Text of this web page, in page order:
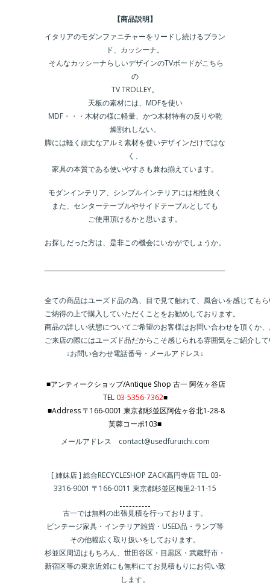
【商品説明】
イタリアのモダンファニチャーをリードし続けるブラン
ド、カッシーナ。
そんなカッシーナらしいデザインのTVボードがこちら
の
TV TROLLEY。
天板の素材には、MDFを使い
MDF・・・木材の様に軽量、かつ木材特有の反りや乾
燥割れしない。
脚には軽く頑丈なアルミ素材を使いデザインだけではな
く、
家具の本質である使いやすさも兼ね揃えています。
モダンインテリア、シンプルインテリアには相性良く
また、センターテーブルやサイドテーブルとしても
ご使用頂けるかと思います。
お探しだった方は、是非この機会にいかがでしょうか。
全ての商品はユーズド品の為、目で見て触れて、風合いを感じても
ご納得の上で購入していただくことをお勧めしております。
商品の詳しい状態についてご希望のお客様はお問い合わせを頂くか
ご来店の際にはユーズド品だからこそ感じられる雰囲気をご紹介し
↓お問い合わせ電話番号・メールアドレス↓
■アンティークショップ/Antique Shop 古一 阿佐ヶ谷店
TEL03-5356-7362■
■Address 〒166-0001 東京都杉並区阿佐ヶ谷北1-28-8
芙蓉コーポ103■
メールアドレス contact@usedfuruichi.com
[ 姉妹店 ] 総合RECYCLESHOP ZACK高円寺店 TEL 03-
3316-9001 〒166-0011 東京都杉並区梅里2-11-15
古一では無料の出張見積を行っております。
ビンテージ家具・インテリア雑貨・USED品・ランプ等
その他幅広く取り扱いをしております。
杉並区周辺はもちろん、世田谷区・目黒区・武蔵野市・
新宿区等の東京近郊にも無料にてお見積もりにお伺い致
します。